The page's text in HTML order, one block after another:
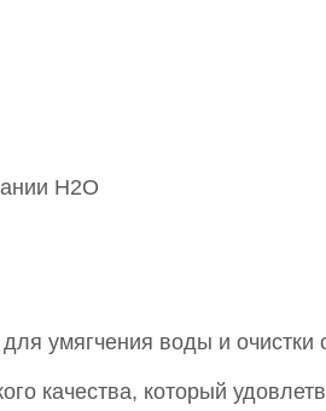
Н2О
умягчения воды и очистки
качества, который